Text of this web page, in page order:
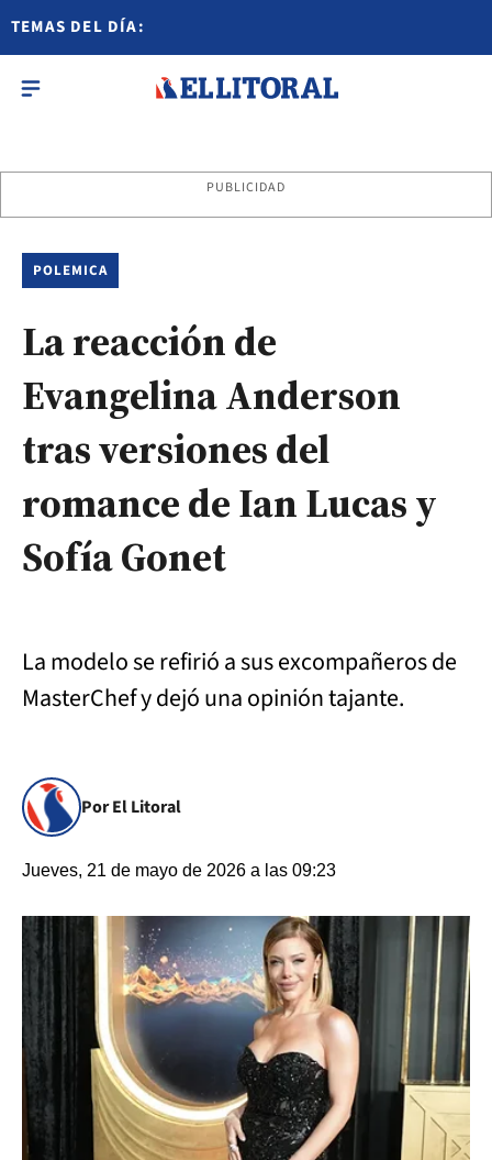
TEMAS DEL DÍA:
PUBLICIDAD
POLEMICA
La reacción de
Evangelina Anderson
tras versiones del
romance de Ian Lucas y
Sofía Gonet
La modelo se refirió a sus excompañeros de
MasterChef y dejó una opinión tajante.
Por El Litoral
Jueves, 21 de mayo de 2026 a las 09:23